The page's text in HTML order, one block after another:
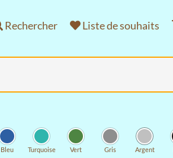
Rechercher Liste de souhaits
Bleu Turquoise Vert Gris Argent